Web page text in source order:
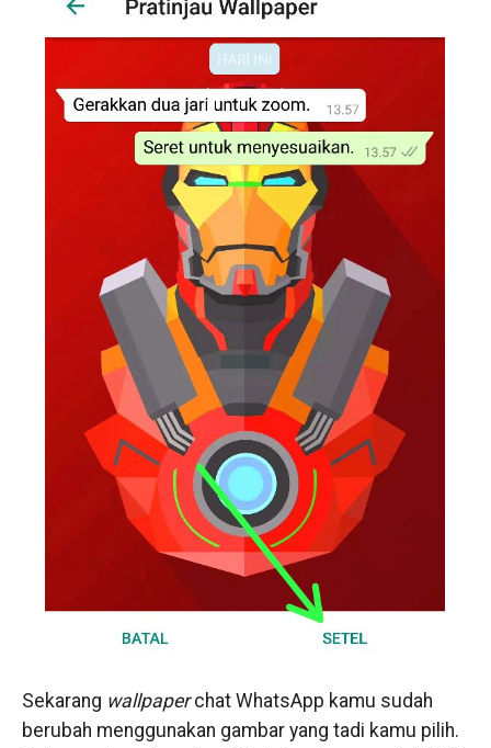
Sekarang wallpaperchat WhatsApp kamu sudah
berubah menggunakan gambar yang tadi kamu pilih.